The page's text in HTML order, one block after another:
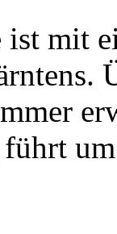
mit